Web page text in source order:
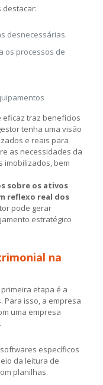
destacar:
desnecessárias.
os processos de
eficaz traz benefícios
tenha uma visão
e reais para
as necessidades da
imobilizados, bem
sobre os ativos
reflexo real dos
pode gerar
estratégico
na
etapa é a
Para isso, a empresa
uma empresa
específicos
da leitura de
planilhas.